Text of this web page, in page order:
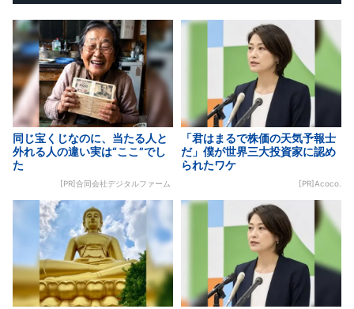
同じ宝くじなのに、当たる人と
外れる人の違い実は“ここ”でし
た
[PR]合同会社デジタルファーム
「君はまるで株価の天気予報士
だ」僕が世界三大投資家に認め
られたワケ
[PR]Acoco.